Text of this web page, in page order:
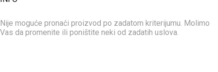
Nije moguće pronaći proizvod po zadatom kriterijumu. Molimo
Vas da promenite ili poništite neki od zadatih uslova.